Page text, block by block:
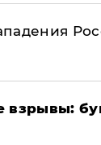
взрывы: